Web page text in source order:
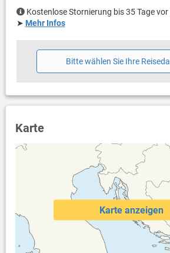
Kostenlose Stornierung bis 35 Tage vor
➤ Mehr Infos
Bitte wählen Sie Ihre
Karte
Karte anzeigen